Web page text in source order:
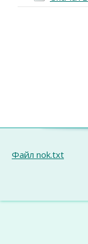
Файл nok.txt